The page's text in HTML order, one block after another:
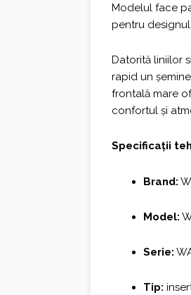
Modelul face
pentru
Datorită liniilor
rapid un
frontală mare
confortul și
Specificații
Brand:
Model:
Serie:
Tip: